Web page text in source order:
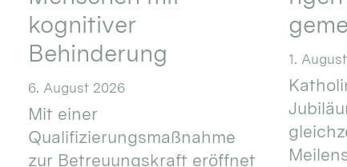
kognitiver
Behinderung
6. August 2026
Mit einer
Qualifizierungsmaßnahme
zur Betreuungskraft eröffnet
1.